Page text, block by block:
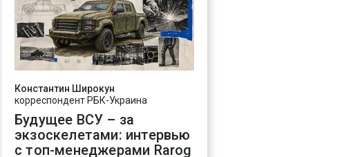
Константин Широкун
корреспондент РБК-Украина
Будущее ВСУ – за
экзоскелетами: интервью
с топ-менеджерами Rarog